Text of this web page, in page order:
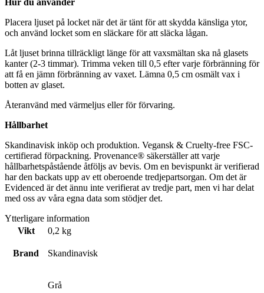
Placera ljuset på locket när det är tänt för att skydda känsliga ytor,
och använd locket som en släckare för att släcka lågan.
Låt ljuset brinna tillräckligt länge för att vaxsmältan ska nå glasets
kanter (2-3 timmar). Trimma veken till 0,5 efter varje förbränning för
att få en jämn förbränning av vaxet. Lämna 0,5 cm osmält vax i
botten av glaset.
Återanvänd med värmeljus eller för förvaring.
Hållbarhet
Skandinavisk inköp och produktion. Vegansk & Cruelty-free FSC-
certifierad förpackning. Provenance® säkerställer att varje
hållbarhetspåstående åtföljs av bevis. Om en bevispunkt är verifierad
har den backats upp av ett oberoende tredjepartsorgan. Om det är
Evidenced är det ännu inte verifierat av tredje part, men vi har delat
med oss av våra egna data som stödjer det.
Ytterligare information
Vikt
0,2 kg
Brand Skandinavisk
Grå